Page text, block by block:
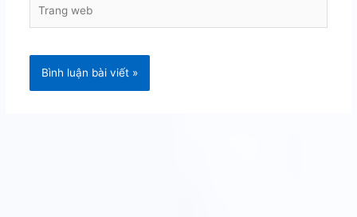
web